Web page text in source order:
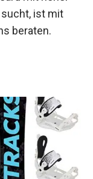
mit hoher
ist mit